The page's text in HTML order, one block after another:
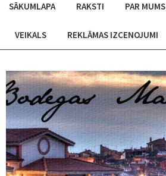
SĀKUMLAPA RAKSTI PAR MUMS
VEIKALS REKLĀMAS IZCENOJUMI